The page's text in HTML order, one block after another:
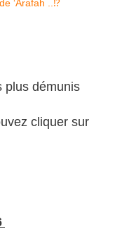
plus démunis
cliquer sur